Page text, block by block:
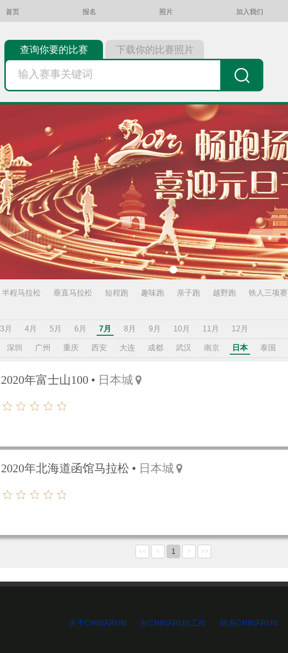
查询你要的比赛 下载你的比赛照片
首页 报名 照片 加入我们
半程马拉松 垂直马拉松 短程跑 趣味跑 亲子跑 越野跑 铁人三项赛
3月 4月 5月 6月 7月 8月 9月 10月 11月 12月
深圳 广州 重庆 西安 大连 成都 武汉 南京 日本 泰国
2020年富士山100 日本城
2020年北海道函馆马拉松 日本城
<< < 1 > >>
关于CHINARUN 在CHINARUN工作 联系CHINARUN